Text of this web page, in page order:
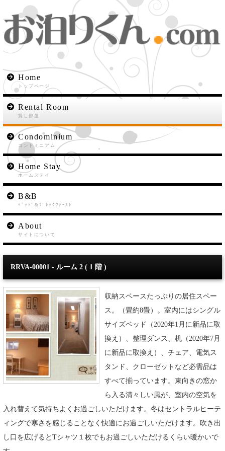
Home
トップページ
Rental Room
貸し部屋
Condominium
コンドミニアム
Home Stay
ホームステイ
B&B
ﾍﾞｯﾄﾞ&ﾌﾞﾚｯｸﾌｧｰｽﾄ
About
サイトについて
RRVA-00001 - ルーム 2 ( 1 階 )
収納スペースたっぷりの居住スペー
ス。（畳約8畳）。室内にはシングル
サイズベッド（2020年1月に新品に取
換え）、整理ダンス、机（2020年7月
に新品に取換え）、チェア、電気ス
タンド、クローゼットなど必需品は
すべて揃っています。東向きの窓か
ら入る清々しい風が、室内の空気を
入れ替えて気持ちよくお過ごしいただけます。冬はセントラルヒーテ
ィングで寒さを感じることなく快適にお過ごしいただけます。吹き出
し口を広げるとTシャツ１枚でもお過ごしいただけるくらい暖かいで